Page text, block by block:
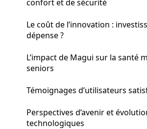
confort et de sécurité
Le coût de l’innovation :
dépense ?
L’impact de Magui sur la santé
seniors
Témoignages d’utilisateurs
Perspectives d’avenir et
technologiques